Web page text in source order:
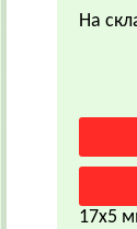
На
17х5